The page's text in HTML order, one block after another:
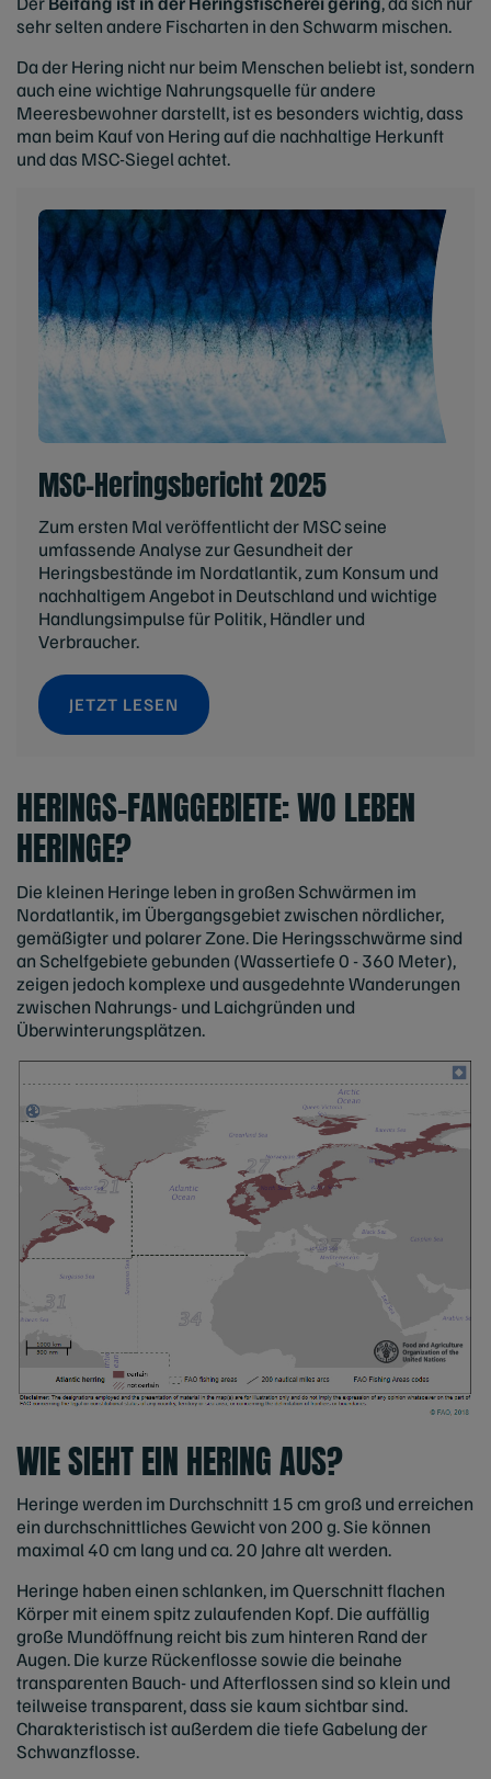
sehr selten andere Fischarten in den Schwarm mischen.
Da der Hering nicht nur beim Menschen beliebt ist, sondern
auch eine wichtige Nahrungsquelle für andere
Meeresbewohner darstellt, ist es besonders wichtig, dass
man beim Kauf von Hering auf die nachhaltige Herkunft
und das MSC-Siegel achtet.
MSC-Heringsbericht 2025
Zum ersten Mal veröffentlicht der MSC seine
umfassende Analyse zur Gesundheit der
Heringsbestände im Nordatlantik, zum Konsum und
nachhaltigem Angebot in Deutschland und wichtige
Handlungsimpulse für Politik, Händler und
Verbraucher.
JETZT LESEN
HERINGS-FANGGEBIETE: WO LEBEN
HERINGE?
Die kleinen Heringe leben in großen Schwärmen im
Nordatlantik, im Übergangsgebiet zwischen nördlicher,
gemäßigter und polarer Zone. Die Heringsschwärme sind
an Schelfgebiete gebunden (Wassertiefe 0 - 360 Meter),
zeigen jedoch komplexe und ausgedehnte Wanderungen
zwischen Nahrungs- und Laichgründen und
Überwinterungsplätzen.
WIE SIEHT EIN HERING AUS?
Heringe werden im Durchschnitt 15 cm groß und erreichen
ein durchschnittliches Gewicht von 200 g. Sie können
maximal 40 cm lang und ca. 20 Jahre alt werden.
Heringe haben einen schlanken, im Querschnitt flachen
Körper mit einem spitz zulaufenden Kopf. Die auffällig
große Mundöffnung reicht bis zum hinteren Rand der
Augen. Die kurze Rückenflosse sowie die beinahe
transparenten Bauch- und Afterflossen sind so klein und
teilweise transparent, dass sie kaum sichtbar sind.
Charakteristisch ist außerdem die tiefe Gabelung der
Schwanzflosse.